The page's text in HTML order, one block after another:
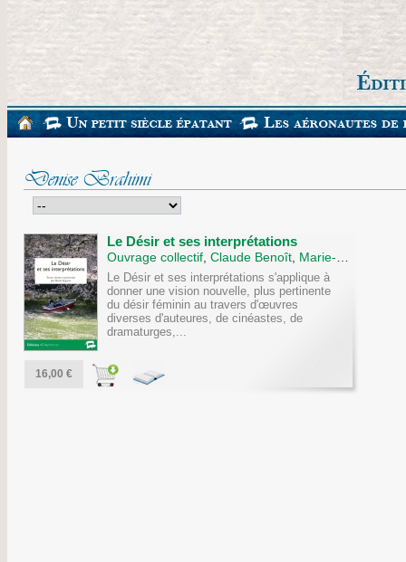
Denise Brahimi
Le Désir et ses interprétations
Ouvrage collectif Claude Benoît Marie-France Borot
Le Désir et ses interprétations s'applique à
donner une vision nouvelle, plus pertinente
du désir féminin au travers d'œuvres
diverses d'auteures, de cinéastes, de
dramaturges,...
16,00 €